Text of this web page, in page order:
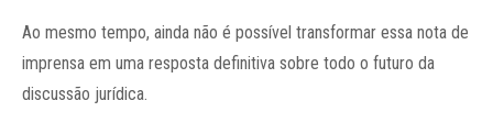
Ao mesmo tempo, ainda não é possível transformar essa nota de
imprensa em uma resposta definitiva sobre todo o futuro da
discussão jurídica.